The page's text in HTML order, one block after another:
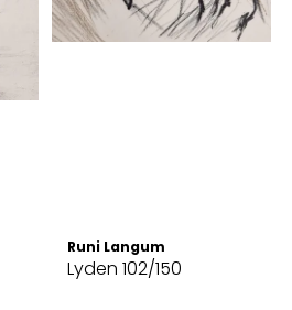
Runi Langum
Lyden 102/150